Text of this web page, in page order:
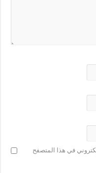
في هذا المتصفح